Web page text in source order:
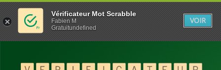
Vérificateur Mot Scrabble
Fabien M
Gratuitundefined
VOIR